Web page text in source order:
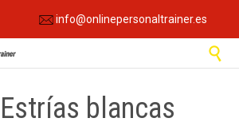
info@onlinepersonaltrainer.es

Estrías blancas